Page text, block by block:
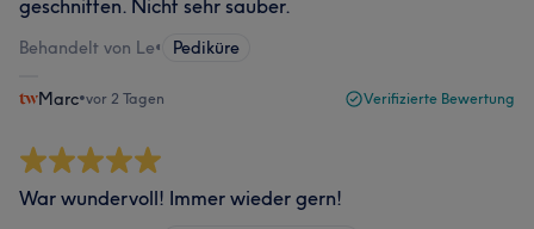
geschnitten. Nicht sehr sauber.
Behandelt von Le• Pediküre
Marc•vor 2 Tagen Verifizierte Bewertung
War wundervoll! Immer wieder gern!